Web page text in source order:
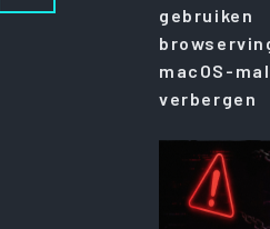
gebruiken
macOS-
verbergen